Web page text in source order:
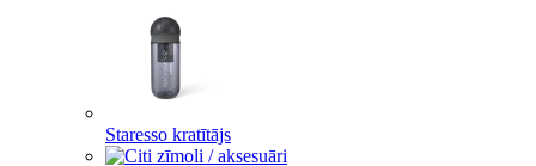
Staresso kratītājs